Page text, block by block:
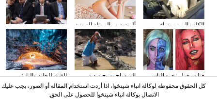
وسائل الإعلام الأجنبية
تولي اهتمامها بتقرير عمل
الحكومة
ألبوم صور الممثلة الصينية
سون تشيان
الكلب المميز يساق
السيارات
الغنية للجليد والنار:
المصور يلتقط صورا في
الأنهار الجليدية
التمساح يصبح صديق
الناس في كوستا ريكا
فنانة تحول وجوه الناس
إلى الشخصيات الكرتونية
باستخدام الماكياج
كل الحقوق محفوظة لوكالة انباء شينخوا، اذا أردت استخدام المقالة أو الصور، يجب عليك
الاتصال بوكالة انباء شينخوا للحصول على الحق.